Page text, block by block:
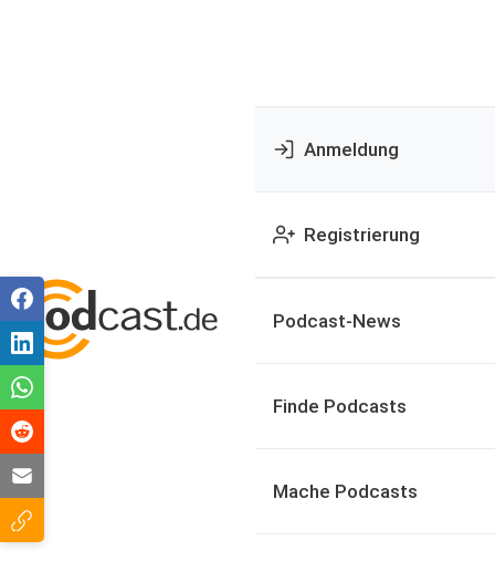
Anmeldung
Registrierung
Podcast-News
Finde Podcasts
Mache Podcasts